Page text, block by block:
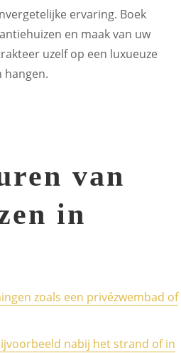
ervaring. Boek
en maak van uw
uzelf op een luxueuze
hangen.
van
in
zoals een privézwembad of
nabij het strand of in